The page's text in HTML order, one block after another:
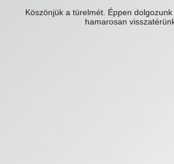
Köszönjük a türelmét. Éppen
hamarosan